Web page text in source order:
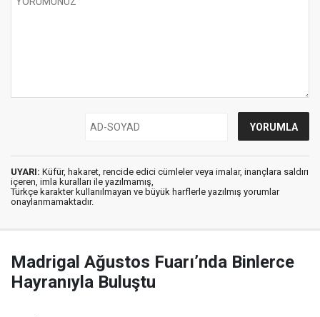
UYARI: Küfür, hakaret, rencide edici cümleler veya imalar, inançlara saldırı
içeren, imla kuralları ile yazılmamış,
Türkçe karakter kullanılmayan ve büyük harflerle yazılmış yorumlar
onaylanmamaktadır.
Madrigal Ağustos Fuarı’nda Binlerce
Hayranıyla Buluştu